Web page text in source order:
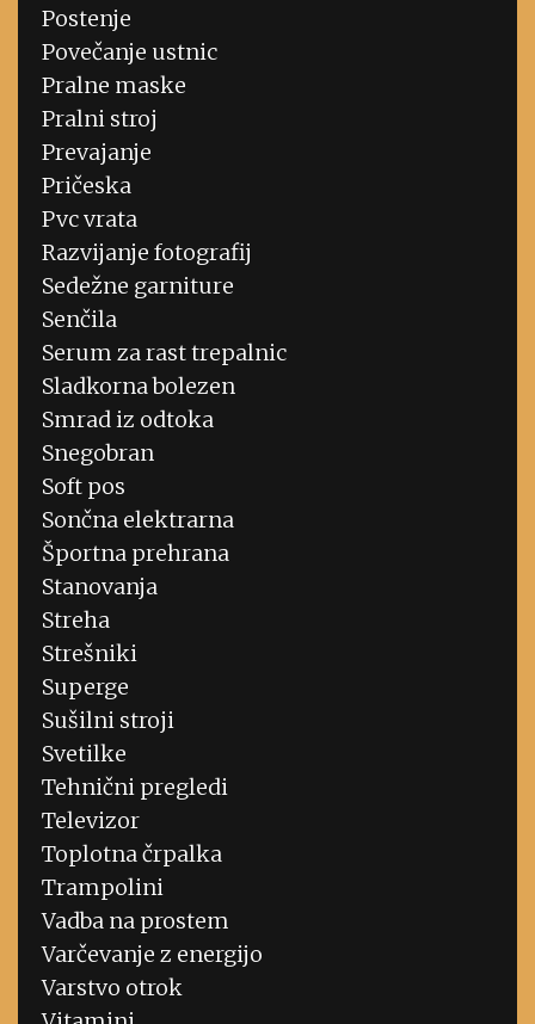
Postenje
Povečanje ustnic
Pralne maske
Pralni stroj
Prevajanje
Pričeska
Pvc vrata
Razvijanje fotografij
Sedežne garniture
Senčila
Serum za rast trepalnic
Sladkorna bolezen
Smrad iz odtoka
Snegobran
Soft pos
Sončna elektrarna
Športna prehrana
Stanovanja
Streha
Strešniki
Superge
Sušilni stroji
Svetilke
Tehnični pregledi
Televizor
Toplotna črpalka
Trampolini
Vadba na prostem
Varčevanje z energijo
Varstvo otrok